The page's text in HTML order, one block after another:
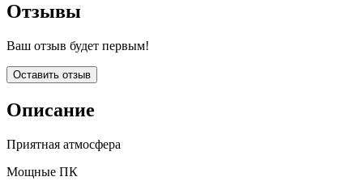
Отзывы
Ваш отзыв будет первым!
Оставить отзыв
Описание
Приятная атмосфера
Мощные ПК